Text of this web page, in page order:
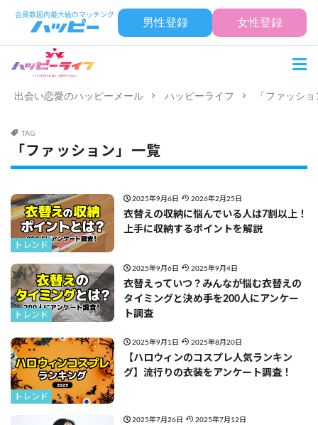
男性登録 女性登録
出会い恋愛のハッピーメール ハッピーライフ 「ファッシ
TAG
「ファッション」一覧
トレンド
2025年9月6日 2026年2月25日
衣替えの収納に悩んでいる人は7割以上！
上手に収納するポイントを解説
トレンド
2025年9月6日 2025年9月4日
衣替えっていつ？みんなが悩む衣替えの
タイミングと決め手を200人にアンケー
ト調査
トレンド
2025年9月1日 2025年8月20日
【ハロウィンのコスプレ人気ランキン
グ】流行りの衣装をアンケート調査！
2025年7月26日 2025年7月12日